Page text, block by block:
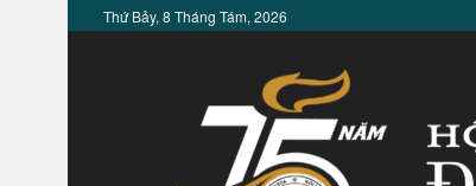
Thứ Bảy, 8 Tháng Tám, 2026